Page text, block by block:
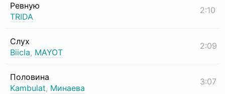
Ревную
TRIDA
2:10
Слух
Biicla, MAYOT
2:09
Половина
Kambulat, Минаева
3:07